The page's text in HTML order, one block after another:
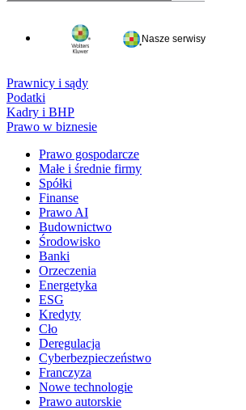
Nasze serwisy
Prawnicy i sądy
Podatki
Kadry i BHP
Prawo w biznesie
Prawo gospodarcze
Małe i średnie firmy
Spółki
Finanse
Prawo AI
Budownictwo
Środowisko
Banki
Orzeczenia
Energetyka
ESG
Kredyty
Cło
Deregulacja
Cyberbezpieczeństwo
Franczyza
Nowe technologie
Prawo autorskie